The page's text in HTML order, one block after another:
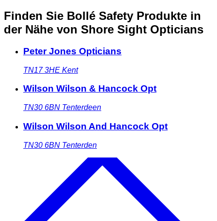
Finden Sie Bollé Safety Produkte in
der Nähe von Shore Sight Opticians
Peter Jones Opticians
TN17 3HE Kent
Wilson Wilson & Hancock Opt
TN30 6BN Tenterdeen
Wilson Wilson And Hancock Opt
TN30 6BN Tenterden